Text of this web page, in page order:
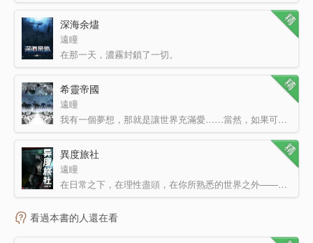
深海余燼
遠瞳
在那一天，濃霧封鎖了一切。
在那一天，他跨過濃霧，直面…
希靈帝國
遠瞳
我有一個夢想，那就是讓世界充滿愛……當然，如果可以的話，我希望在這之前先讓我的世界充滿蘿莉，女仆，御…
異度旅社
遠瞳
在日常之下，在理性盡頭，在你所熟悉的世界之外——是你從未想象過的風景。 當于生第一次打開那扇門的時…
看過本書的人還在看